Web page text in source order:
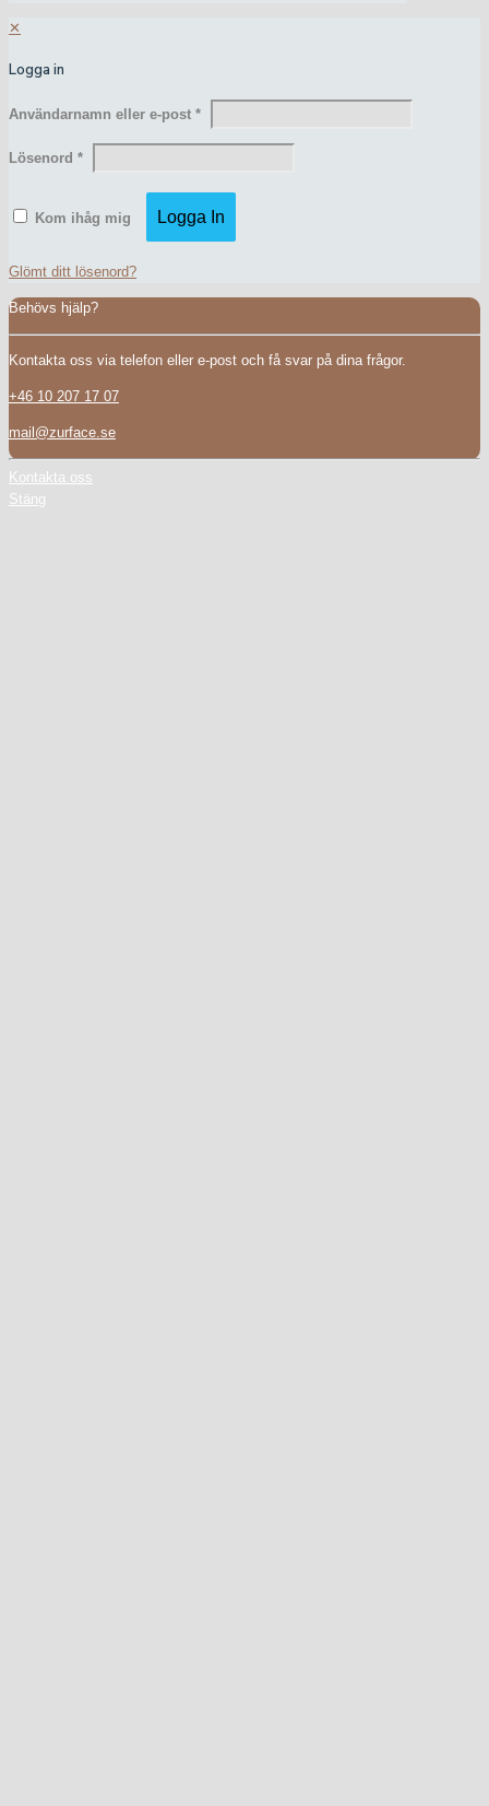
✕
Logga in
Användarnamn eller e-post *
Lösenord *
Kom ihåg mig Logga In
Glömt ditt lösenord?
Behövs hjälp?
Kontakta oss via telefon eller e-post och få svar på dina frågor.
+46 10 207 17 07
mail@zurface.se
Kontakta oss
Stäng